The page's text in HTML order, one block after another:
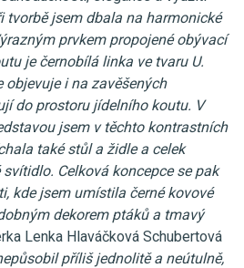
tvorbě jsem dbala na harmonické
prvkem propojené obývací
je černobílá linka ve tvaru U.
objevuje i na zavěšených
do prostoru jídelního koutu. V
jsem v těchto kontrastních
také stůl a židle a celek
Celková koncepce se pak
kde jsem umístila černé kovové
dekorem ptáků a tmavý
Lenka Hlaváčková Schubertová
příliš jednolitě a neútulně,